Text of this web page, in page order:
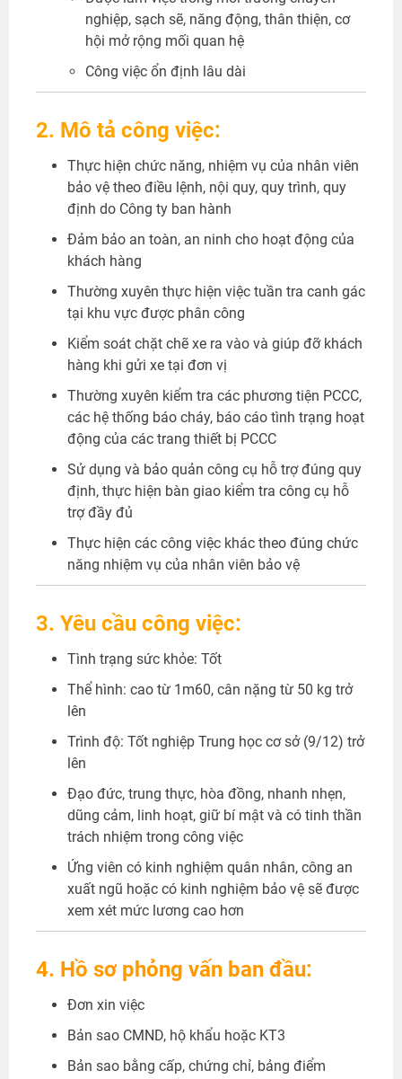
nghiệp, sạch sẽ, năng động, thân thiện, cơ
hội mở rộng mối quan hệ
Công việc ổn định lâu dài
2. Mô tả công việc:
Thực hiện chức năng, nhiệm vụ của nhân viên
bảo vệ theo điều lệnh, nội quy, quy trình, quy
định do Công ty ban hành
Đảm bảo an toàn, an ninh cho hoạt động của
khách hàng
Thường xuyên thực hiện việc tuần tra canh gác
tại khu vực được phân công
Kiểm soát chặt chẽ xe ra vào và giúp đỡ khách
hàng khi gửi xe tại đơn vị
Thường xuyên kiểm tra các phương tiện PCCC,
các hệ thống báo cháy, báo cáo tình trạng hoạt
động của các trang thiết bị PCCC
Sử dụng và bảo quản công cụ hỗ trợ đúng quy
định, thực hiện bàn giao kiểm tra công cụ hỗ
trợ đầy đủ
Thực hiện các công việc khác theo đúng chức
năng nhiệm vụ của nhân viên bảo vệ
3. Yêu cầu công việc:
Tình trạng sức khỏe: Tốt
Thể hình: cao từ 1m60, cân nặng từ 50 kg trở
lên
Trình độ: Tốt nghiệp Trung học cơ sở (9/12) trở
lên
Đạo đức, trung thực, hòa đồng, nhanh nhẹn,
dũng cảm, linh hoạt, giữ bí mật và có tinh thần
trách nhiệm trong công việc
Ứng viên có kinh nghiệm quân nhân, công an
xuất ngũ hoặc có kinh nghiệm bảo vệ sẽ được
xem xét mức lương cao hơn
4. Hồ sơ phỏng vấn ban đầu:
Đơn xin việc
Bản sao CMND, hộ khẩu hoặc KT3
Bản sao bằng cấp, chứng chỉ, bảng điểm